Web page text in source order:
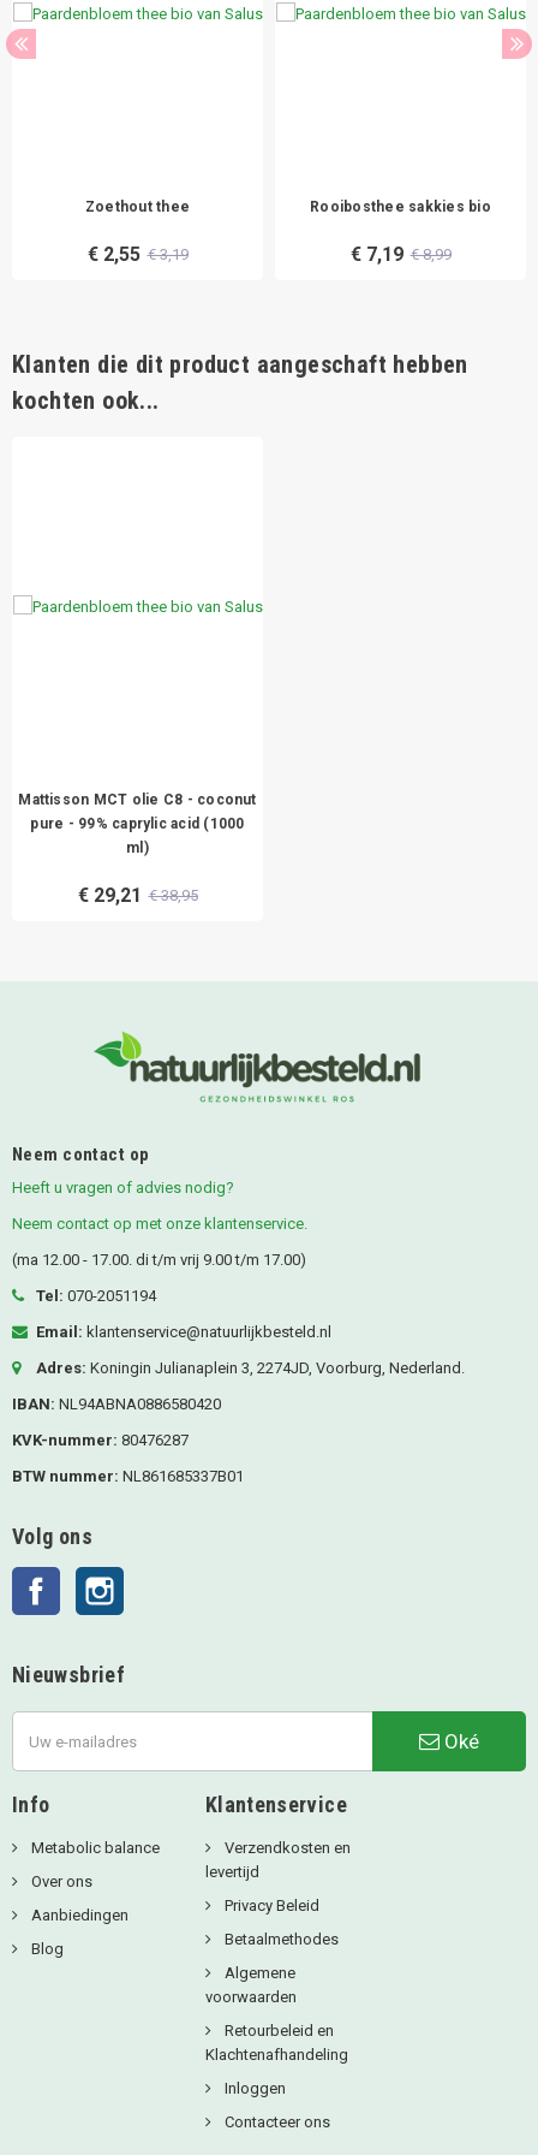
Zoethout thee
€ 2,55 € 3,19
Rooibosthee sakkies bio
€ 7,19 € 8,99
Klanten die dit product aangeschaft hebben
kochten ook...
Mattisson MCT olie C8 - coconut
pure - 99% caprylic acid (1000
ml)
€ 29,21 € 38,95
Neem contact op
Heeft u vragen of advies nodig?
Neem contact op met onze klantenservice.
(ma 12.00 - 17.00. di t/m vrij 9.00 t/m 17.00)
Tel: 070-2051194
Email: klantenservice@natuurlijkbesteld.nl
Adres: Koningin Julianaplein 3, 2274JD, Voorburg, Nederland.
IBAN: NL94ABNA0886580420
KVK-nummer: 80476287
BTW nummer: NL861685337B01
Volg ons
Facebook
Nieuwsbrief
Oké
Info
Metabolic balance
Over ons
Aanbiedingen
Blog
Klantenservice
Verzendkosten en
levertijd
Privacy Beleid
Betaalmethodes
Algemene
voorwaarden
Retourbeleid en
Klachtenafhandeling
Inloggen
Contacteer ons